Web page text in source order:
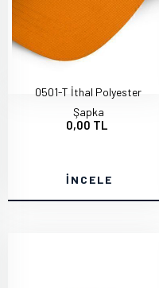
0501-T İthal Polyester
Şapka
0,00 TL
İNCELE